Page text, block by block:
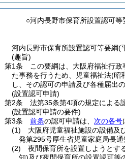
○河内長野市保育所設置認可等
河内長野市保育所設置認可等要綱(
(趣旨)
第1条
この要綱は、大阪府福祉行
た事務を行うため、児童福祉法(昭
し、その認可の申請及び各種届出
(設置認可申請)
第2条
法第35条第4項の規定による
(設置認可申請の要件)
第3条
前条の認可申請は、 次の各号
(1)
大阪府児童福祉施設の設備及
発第295号厚生省児童家庭局長通
(2)
夜間保育所を設置しようとす